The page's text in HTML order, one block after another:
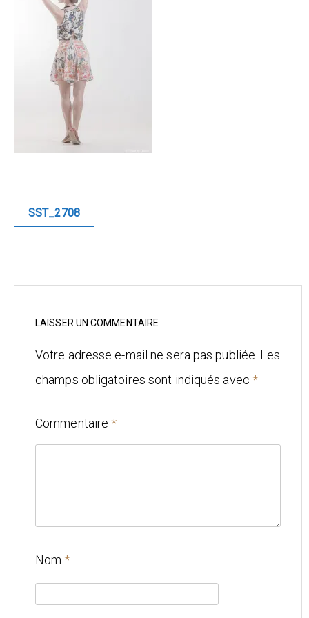
Blue
Equilibre
Renaissance
Afrofuturiste
Sunustreet
Fashion
Industrielle
Mariage
Architecture
Navigation
SST_2708
LAISSER UN COMMENTAIRE
Votre adresse e-mail ne sera pas publiée. Les
champs obligatoires sont indiqués avec *
Commentaire *
Nom *